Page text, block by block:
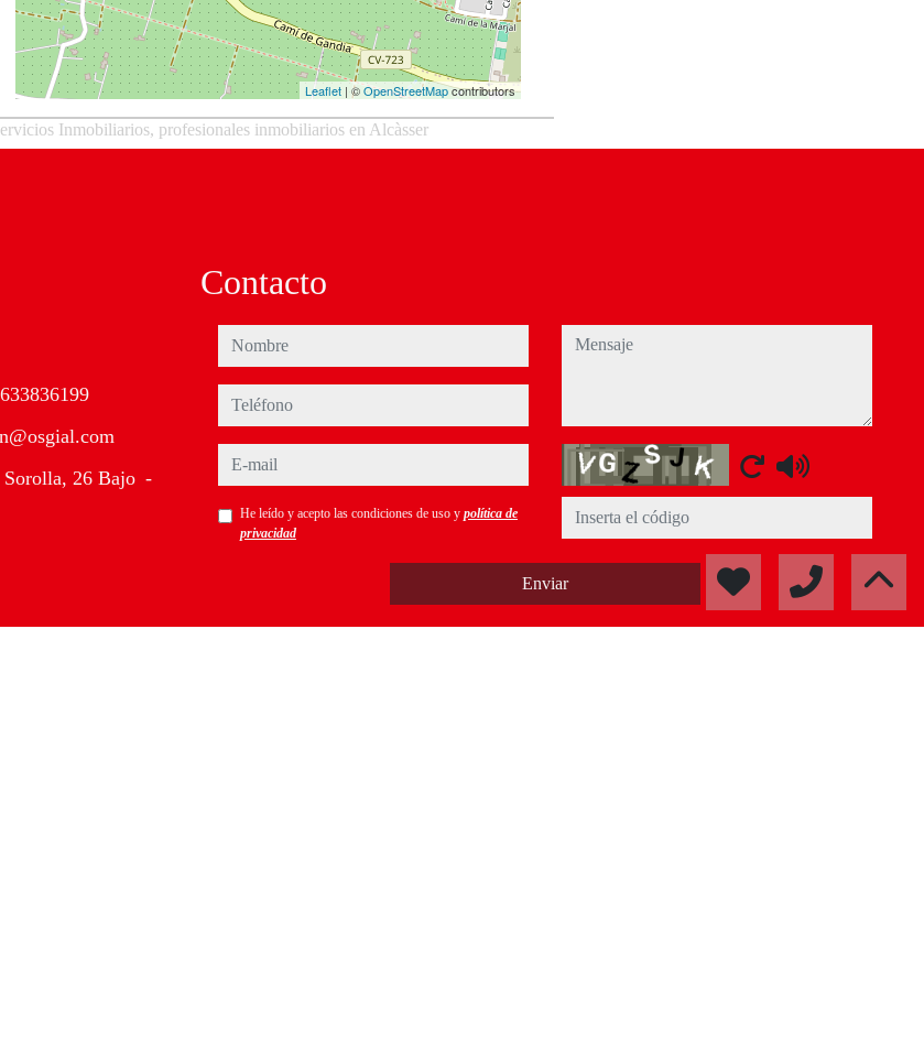
Leaflet | ©OpenStreetMapcontributors
Inmobiliarios, profesionales inmobiliarios en Alcàsser
633836199
26 Bajo -
Contacto
nombre
teléfono
e-mail
He leído y acepto las condiciones de uso y política de
privacidad
mensaje
Captcha
Enviar